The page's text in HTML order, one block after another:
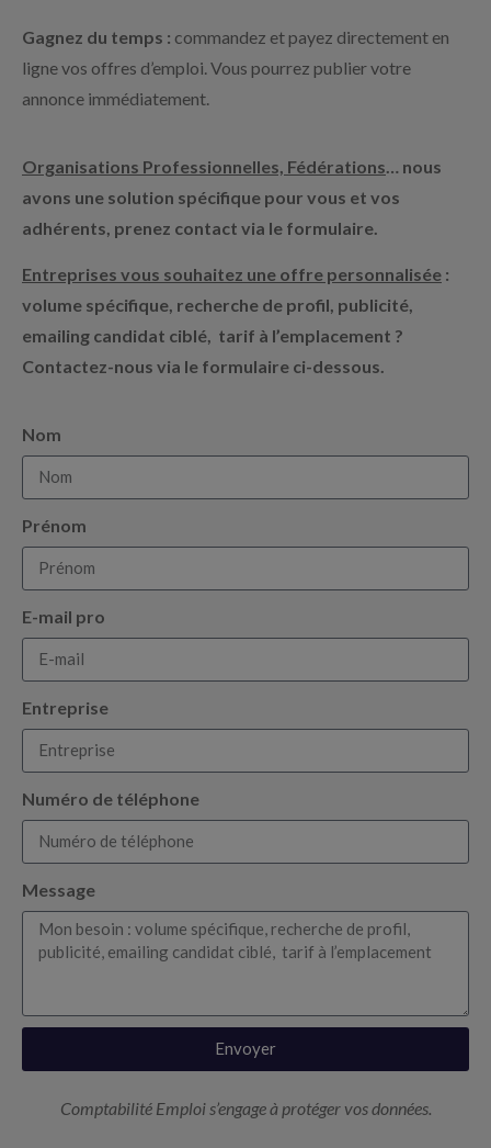
Gagnez du temps : commandez et payez directement en
ligne vos offres d’emploi. Vous pourrez publier votre
annonce immédiatement.
Organisations Professionnelles, Fédérations … nous
avons une solution spécifique pour vous et vos
adhérents, prenez contact via le formulaire.
Entreprises vous souhaitez une offre personnalisée :
volume spécifique, recherche de profil, publicité,
emailing candidat ciblé, tarif à l’emplacement ?
Contactez-nous via le formulaire ci-dessous.
Nom
Prénom
E-mail pro
Entreprise
Numéro de téléphone
Message
Envoyer
Comptabilité Emploi s’engage à protéger vos données.